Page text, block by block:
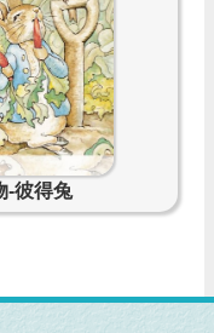
-彼得兔